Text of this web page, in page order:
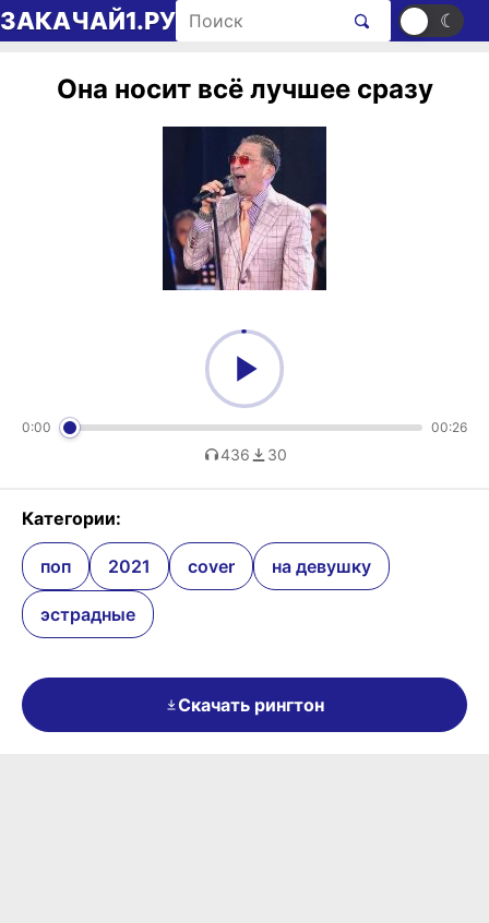
Перейти к содержимому
ЗАКАЧАЙ1.РУ Поиск рингтонов ☀ ☾
Она носит всё лучшее сразу
0:00 00:26
436 30
Категории:
поп 2021 cover на девушку
эстрадные
Скачать рингтон